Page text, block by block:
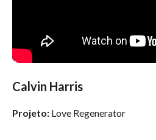
Calvin Harris
Projeto: Love Regenerator